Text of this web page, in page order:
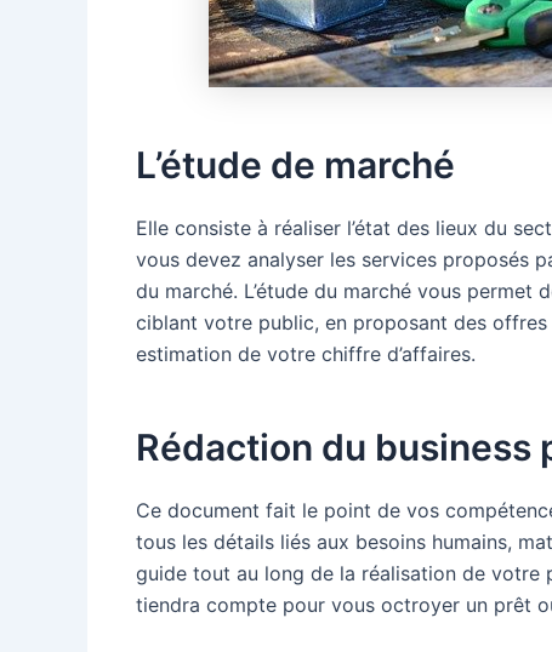
L’étude de marché
Elle consiste à réaliser l’état des lieux du
vous devez analyser les services proposés
du marché. L’étude du marché vous
ciblant votre public, en proposant des
estimation de votre chiffre d’affaires.
Rédaction du business
Ce document fait le point de vos
tous les détails liés aux besoins humains,
guide tout au long de la réalisation de votre
tiendra compte pour vous octroyer un prêt